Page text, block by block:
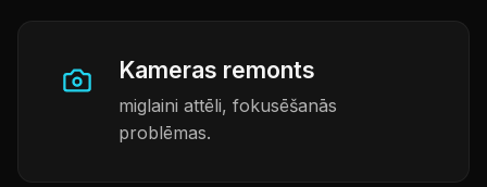
Kameras remonts
miglaini attēli, fokusēšanās
problēmas.